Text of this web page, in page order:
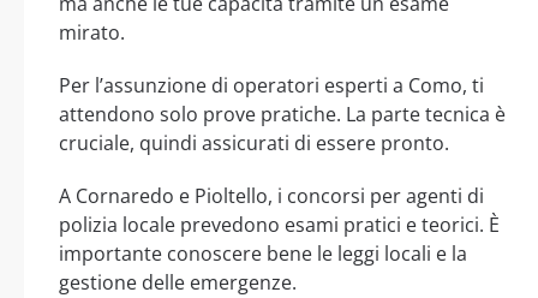
mirato.
Per l’assunzione di operatori esperti a Como, ti
attendono solo prove pratiche. La parte tecnica è
cruciale, quindi assicurati di essere pronto.
A Cornaredo e Pioltello, i concorsi per agenti di
polizia locale prevedono esami pratici e teorici. È
importante conoscere bene le leggi locali e la
gestione delle emergenze.